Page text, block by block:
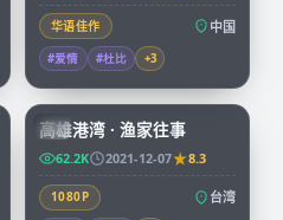
华语佳作 中国
#爱情 #杜比 +3
TW
高雄港湾 · 渔家往事
62.2K 2021-12-07 8.3
1080P 台湾